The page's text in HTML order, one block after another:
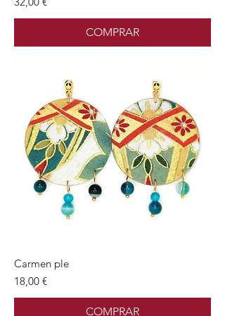
COMPRAR
Carmen ple
Preu
18,00 €
COMPRAR